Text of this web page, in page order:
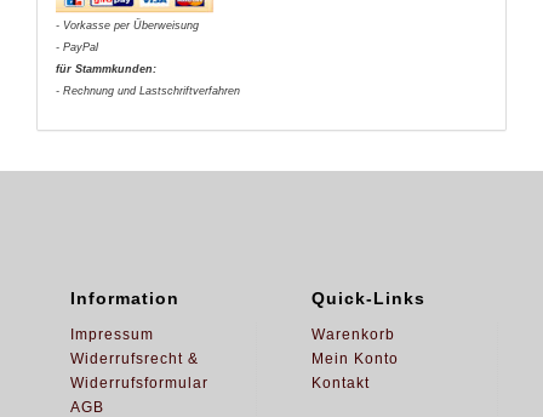
- Vorkasse per Überweisung
- PayPal
für Stammkunden:
- Rechnung und Lastschriftverfahren
Information
Impressum
Widerrufsrecht &
Widerrufsformular
AGB
Quick-Links
Warenkorb
Mein Konto
Kontakt